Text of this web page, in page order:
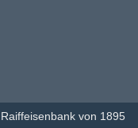
Raiffeisenbank von 1895